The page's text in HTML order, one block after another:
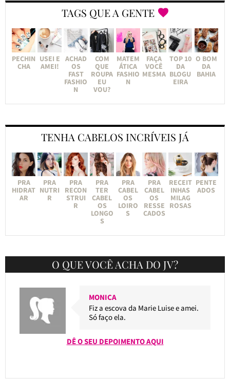
TAGS QUE A GENTE
PECHIN
CHA
USEI E
AMEI!
ACHAD
OS
FAST
FASHIO
N
COM
QUE
ROUPA
EU
VOU?
MATEM
ÁTICA
FASHIO
N
FAÇA
VOCÊ
MESMA
TOP 10
DA
BLOGU
EIRA
O BOM
DA
BAHIA
TENHA CABELOS INCRÍVEIS JÁ
PRA
HIDRAT
AR
PRA
NUTRI
R
PRA
RECON
STRUI
R
PRA
TER
CABEL
OS
LONGO
S
PRA
CABEL
OS
LOIRO
S
PRA
CABEL
OS
RESSE
CADOS
RECEIT
INHAS
MILAG
ROSAS
PENTE
ADOS
O QUE VOCÊ ACHA DO JV?
MONICA
Fiz a escova da Marie Luise e amei.
Só faço ela.
DÊ O SEU DEPOIMENTO AQUI